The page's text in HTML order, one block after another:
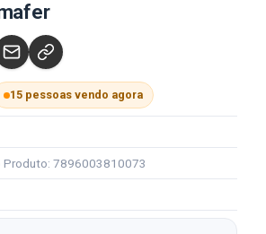
15 pessoas vendo agora
Produto: 7896003810073